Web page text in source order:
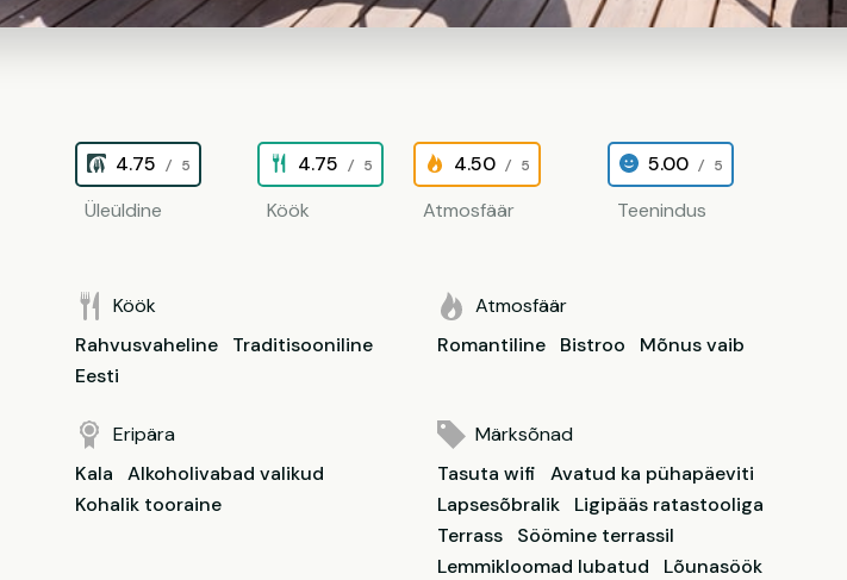
4.75 / 5
Üleüldine
4.75 / 5
Köök
4.50/ 5
Atmosfäär
5.00 / 5
Teenindus
Köök
Rahvusvaheline
Traditisooniline
Eesti
Atmosfäär
Romantiline
Bistroo Mõnus vaib
Eripära
Kala
Alkoholivabad valikud
Kohalik tooraine
Märksõnad
Tasuta wifi
Avatud ka pühapäeviti
Lapsesõbralik
Ligipääs ratastooliga
Terrass
Söömine terrassil
Lemmikloomad lubatud
Lõunasöök